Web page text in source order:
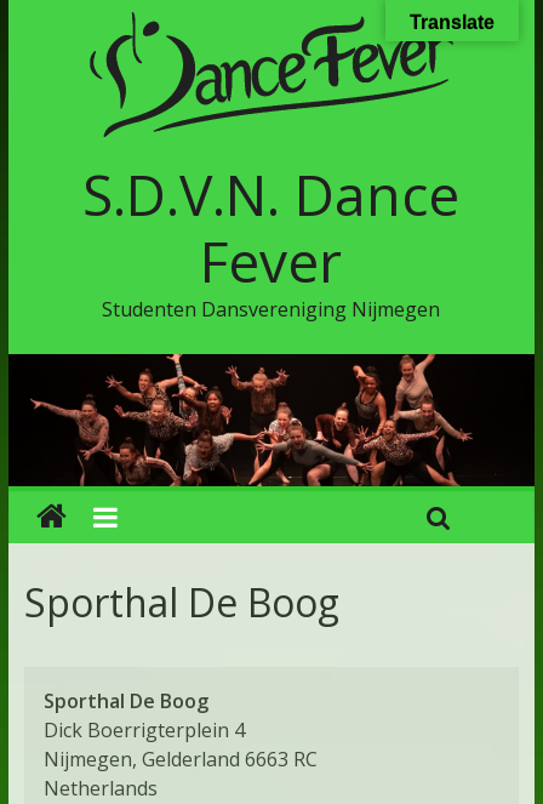
S.D.V.N. Dance
Fever
Studenten Dansvereniging Nijmegen
Sporthal De Boog
Sporthal De Boog
Dick Boerrigterplein 4
Nijmegen, Gelderland 6663 RC
Netherlands
Translate